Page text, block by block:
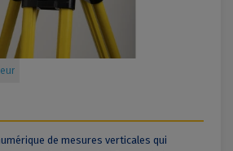
de mesures verticales qui